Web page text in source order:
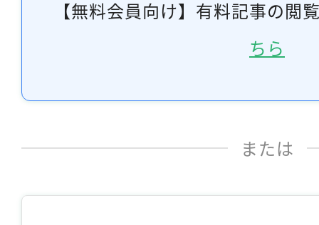
【無料会員向け】有料記事の閲
ちら
または